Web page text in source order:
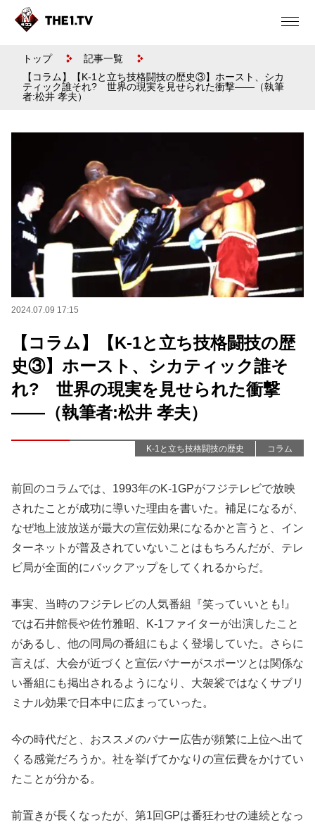
トップ
記事一覧
【コラム】【K-1と立ち技格闘技の歴史③】ホースト、シカ
ティック誰それ? 世界の現実を見せられた衝撃――（執筆
者:松井 孝夫）
2024.07.09 17:15
【コラム】【K-1と立ち技格闘技の歴
史③】ホースト、シカティック誰そ
れ? 世界の現実を見せられた衝撃
――（執筆者:松井 孝夫）
K-1と立ち技格闘技の歴史 コラム
前回のコラムでは、1993年のK-1GPがフジテレビで放映
されたことが成功に導いた理由を書いた。補足になるが、
なぜ地上波放送が最大の宣伝効果になるかと言うと、イン
ターネットが普及されていないことはもちろんだが、テレ
ビ局が全面的にバックアップをしてくれるからだ。
事実、当時のフジテレビの人気番組『笑っていいとも!』
では石井館長や佐竹雅昭、K-1ファイターが出演したこと
があるし、他の同局の番組にもよく登場していた。さらに
言えば、大会が近づくと宣伝バナーがスポーツとは関係な
い番組にも掲出されるようになり、大袈裟ではなくサブリ
ミナル効果で日本中に広まっていった。
今の時代だと、おススメのバナー広告が頻繁に上位へ出て
くる感覚だろうか。社を挙げてかなりの宣伝費をかけてい
たことが分かる。
前置きが長くなったが、第1回GPは番狂わせの連続となっ